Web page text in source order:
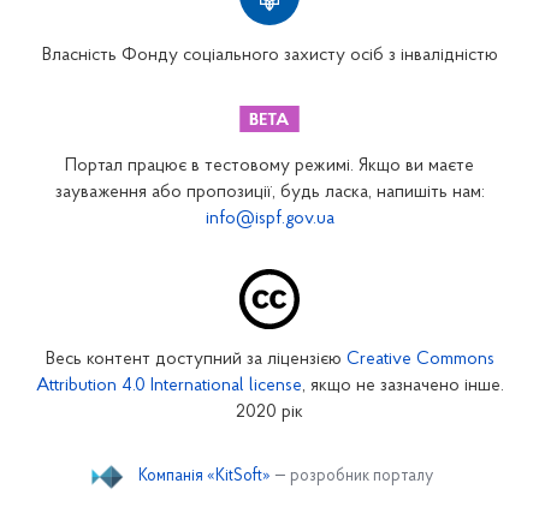
Закарпатське відділення
Запорізьке відділення
Кіровоградське відділення
Миколаївське відділення
Власність Фонду соціального захисту осіб з інвалідністю
Портал працює в тестовому режимі. Якщо ви маєте
зауваження або пропозиції, будь ласка, напишіть нам:
info@ispf.gov.ua
Весь контент доступний за ліцензією Creative Commons
Attribution 4.0 International license, якщо не зазначено інше.
2020 рік
Компанія «KitSoft» — розробник порталу